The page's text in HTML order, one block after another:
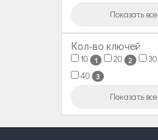
Показать все
Кол-во ключей
10 1 20 2 30
40 3
Показать все